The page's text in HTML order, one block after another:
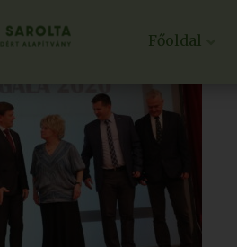
Főoldal